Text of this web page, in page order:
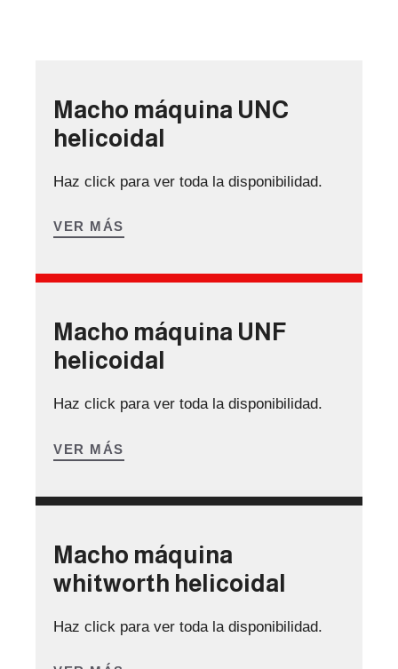
Macho máquina UNC
helicoidal
Haz click para ver toda la disponibilidad.
VER MÁS
Macho máquina UNF
helicoidal
Haz click para ver toda la disponibilidad.
VER MÁS
Macho máquina
whitworth helicoidal
Haz click para ver toda la disponibilidad.